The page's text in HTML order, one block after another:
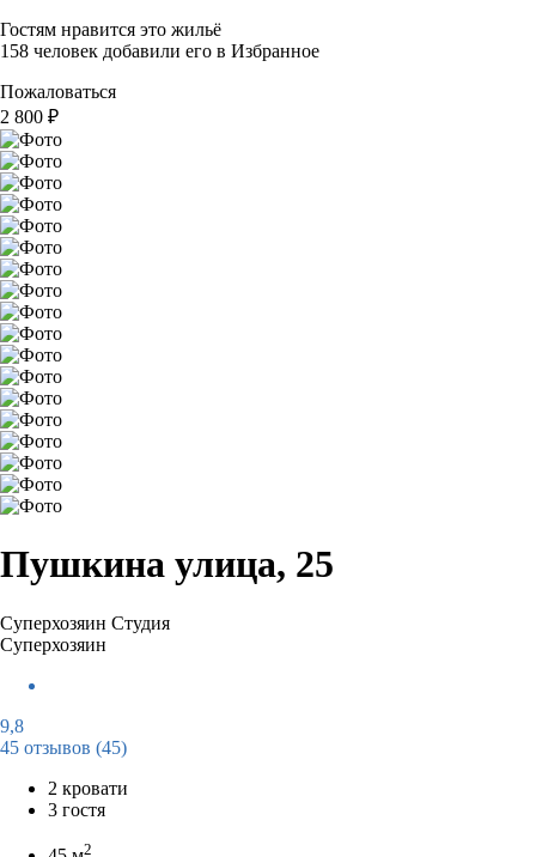
Гостям нравится это жильё
158 человек добавили его в Избранное
Пожаловаться
2 800 ₽
Пушкина улица, 25
Суперхозяин Студия
Суперхозяин
9,8
45 отзывов (45)
2 кровати
3 гостя
2